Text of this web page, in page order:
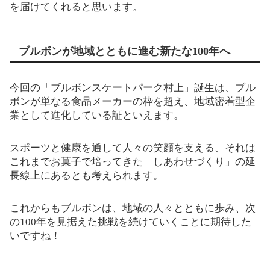
を届けてくれると思います。
ブルボンが地域とともに進む新たな100年へ
今回の「ブルボンスケートパーク村上」誕生は、ブル
ボンが単なる食品メーカーの枠を超え、地域密着型企
業として進化している証といえます。
スポーツと健康を通して人々の笑顔を支える、それは
これまでお菓子で培ってきた「しあわせづくり」の延
長線上にあるとも考えられます。
これからもブルボンは、地域の人々とともに歩み、次
の100年を見据えた挑戦を続けていくことに期待した
いですね！